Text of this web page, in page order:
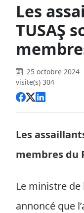
Les
TUSAŞ
25 octobre 2024
visite(s) 304
Les
membres du
Le ministre de
annoncé que